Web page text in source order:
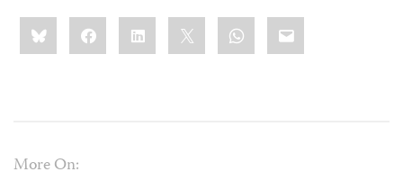
Share
this:BlueskyFacebookLinkedIn WhatsApp
Email
More On: